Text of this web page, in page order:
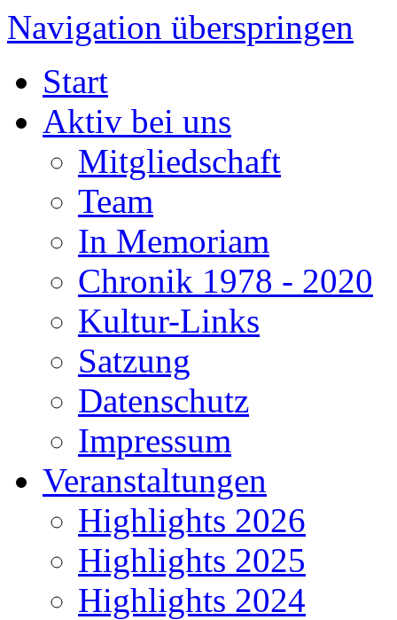
Navigation überspringen
Start
Aktiv bei uns
Mitgliedschaft
Team
In Memoriam
Chronik 1978 - 2020
Kultur-Links
Satzung
Datenschutz
Impressum
Veranstaltungen
Highlights 2026
Highlights 2025
Highlights 2024